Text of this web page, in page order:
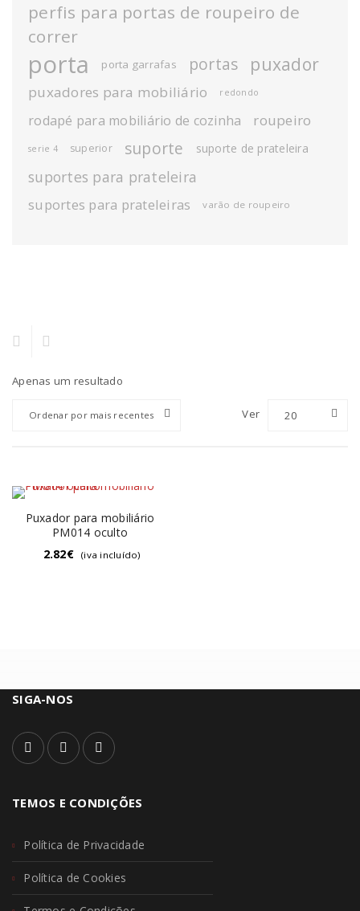
perfis para portas de roupeiro de
correr
porta porta garrafas portas puxador
puxadores para mobiliário redondo
rodapé para mobiliário de cozinha roupeiro
serie 4 superior suporte suporte de prateleira
suportes para prateleira
suportes para prateleiras varão de roupeiro
Apenas um resultado
Ordenar por mais recentes Ver 20
Puxador para mobiliário
PM014 oculto
2.82€ (iva incluído)
SIGA-NOS
TEMOS E CONDIÇÕES
Política de Privacidade
Política de Cookies